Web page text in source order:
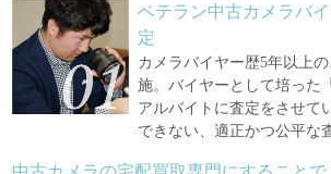
2024年04月 102,700円
ベテラン中古カメラバ
定
カメラバイヤー歴5年以上
施。バイヤーとして培った
アルバイトに査定をさせて
できない、適正かつ公平な